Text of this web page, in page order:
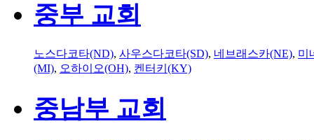
중부 교회
노스다코타(ND), 사우스다코타(SD), 네브래스카(NE), 미
(MI), 오하이오(OH), 켄터키(KY)
중남부 교회